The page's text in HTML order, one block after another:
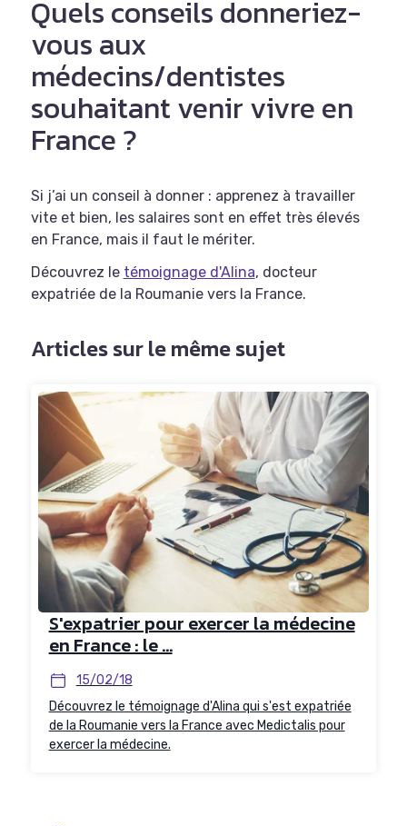
Quels conseils donneriez-
vous aux
médecins/dentistes
souhaitant venir vivre en
France ?
Si j’ai un conseil à donner : apprenez à travailler
vite et bien, les salaires sont en effet très élevés
en France, mais il faut le mériter.
Découvrez le témoignage d'Alina, docteur
expatriée de la Roumanie vers la France.
Articles sur le même sujet
S'expatrier pour exercer la médecine
en France : le ...
15/02/18
Découvrez le témoignage d'Alina qui s'est expatriée
de la Roumanie vers la France avec Medictalis pour
exercer la médecine.